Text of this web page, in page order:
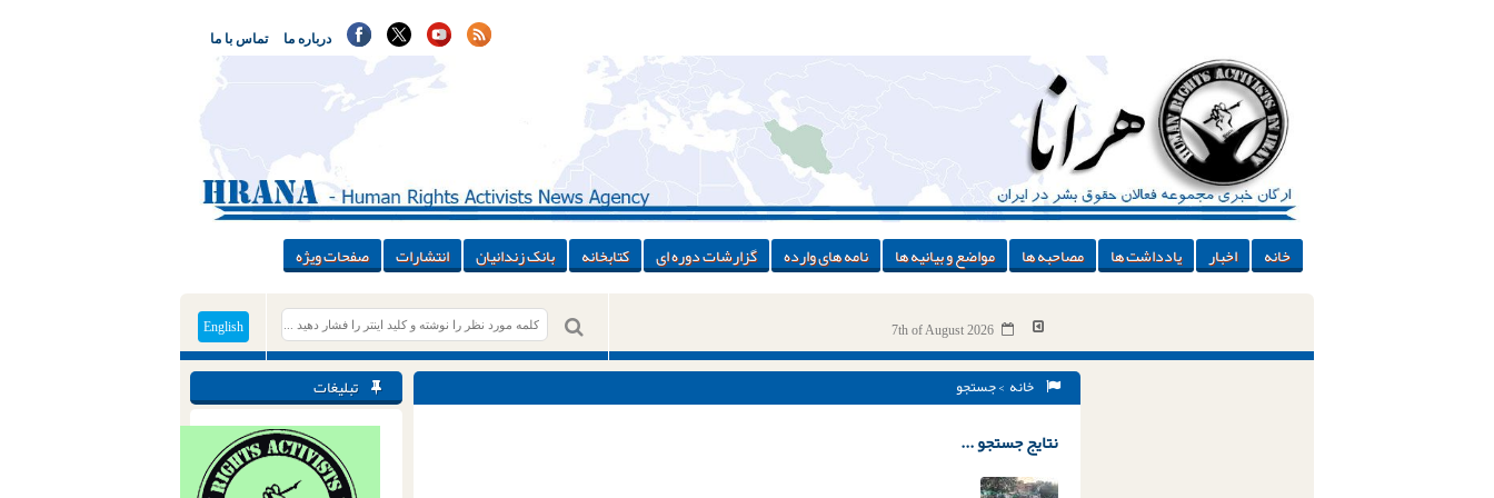
تماس با ما درباره ما
خانه اخبار یادداشت ها مصاحبه ها مواضع و بیانیه ها نامه های وارده گزارشات دوره ای کتابخانه بانک زندانیان انتشارات صفحات ویژه
English 7th of August 2026
تبلیغات خانه > جستجو
نتایج جستجو ...